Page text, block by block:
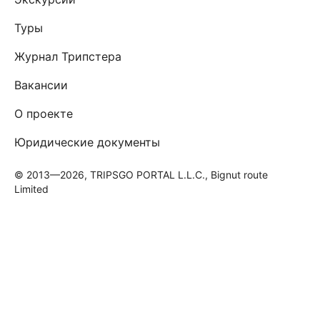
Туры
Журнал Трипстера
Вакансии
О проекте
Юридические документы
© 2013—2026, TRIPSGO PORTAL L.L.C., Bignut route
Limited